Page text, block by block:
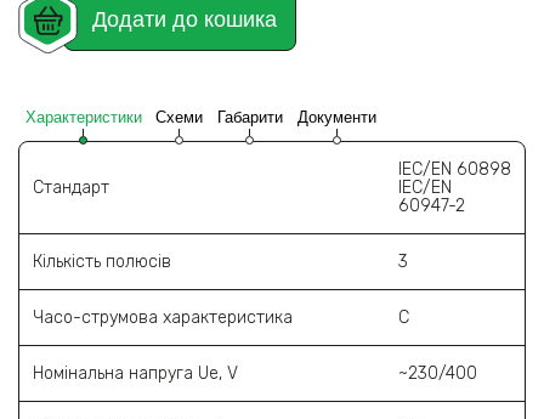
Додати до кошика
Характеристики Схеми Габарити Документи
Стандарт
IEC/EN 60898
IEC/EN
60947-2
Кількість полюсів 3
Часо-струмова характеристика C
Номінальна напруга Ue, V ~230/400